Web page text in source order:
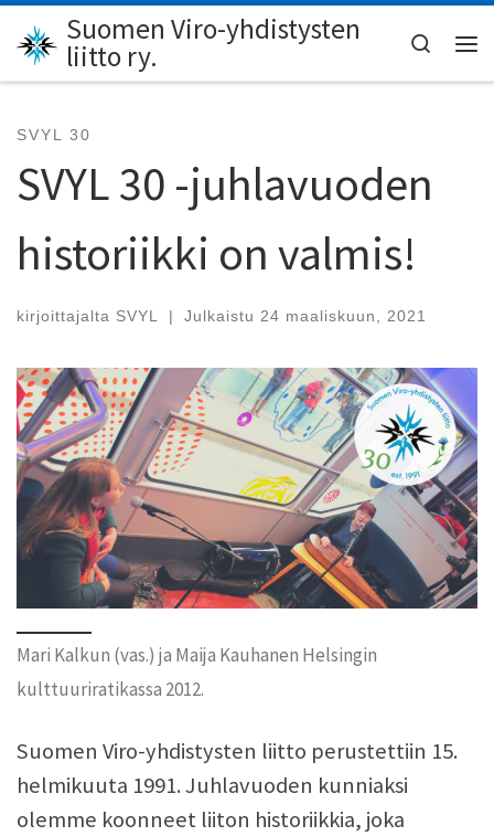
Skip to content
Suomen Viro-yhdistysten
liitto ry.
Search
SVYL 30
SVYL 30 -juhlavuoden
historiikki on valmis!
kirjoittajalta SVYL | Julkaistu 24 maaliskuun, 2021
Mari Kalkun (vas.) ja Maija Kauhanen Helsingin
kulttuuriratikassa 2012.
Suomen Viro-yhdistysten liitto perustettiin 15.
helmikuuta 1991. Juhlavuoden kunniaksi
olemme koonneet liiton historiikkia, joka